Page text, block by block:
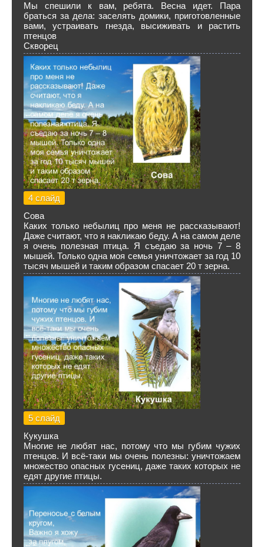
Мы спешили к вам, ребята. Весна идет. Пара
браться за дела: заселять домики, приготовленные
вами, устраивать гнезда, высиживать и растить
птенцов
Скворец
4 слайд
Сова
Каких только небылиц про меня не рассказывают!
Даже считают, что я накликаю беду. А на самом деле
я очень полезная птица. Я съедаю за ночь 7 – 8
мышей. Только одна моя семья уничтожает за год 10
тысяч мышей и таким образом спасает 20 т зерна.
5 слайд
Кукушка
Многие не любят нас, потому что мы губим чужих
птенцов. И всё-таки мы очень полезны: уничтожаем
множество опасных гусениц, даже таких которых не
едят другие птицы.